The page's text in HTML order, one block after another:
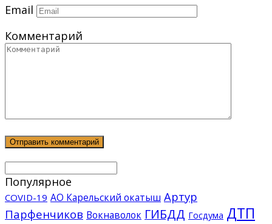
Email
Комментарий
Популярное
COVID-19 АО Карельский окатыш Артур
Парфенчиков Вокнаволок ГИБДД Госдума ДТП